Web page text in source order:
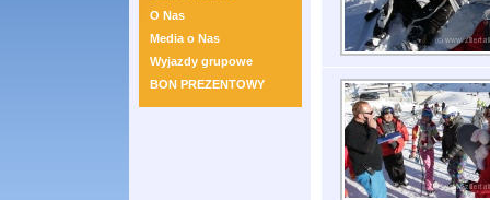
O Nas
Media o Nas
Wyjazdy grupowe
BON PREZENTOWY